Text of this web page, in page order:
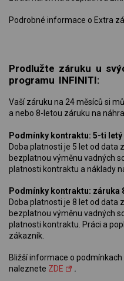
Podrobné informace o Extra
Prodlužte záruku u
programu INFINITI:
Vaší záruku na 24 měsíců si
a nebo 8-letou záruku na
Podmínky kontraktu: 5-ti
Doba platnosti je 5 let od data
bezplatnou výměnu vadných
platnosti kontraktu a náklady
Podmínky kontraktu: záruka
Doba platnosti je 8 let od data
bezplatnou výměnu vadných
platnosti kontraktu. Práci a
zákazník.
Bližší informace o podmínkach
naleznete ZDE .